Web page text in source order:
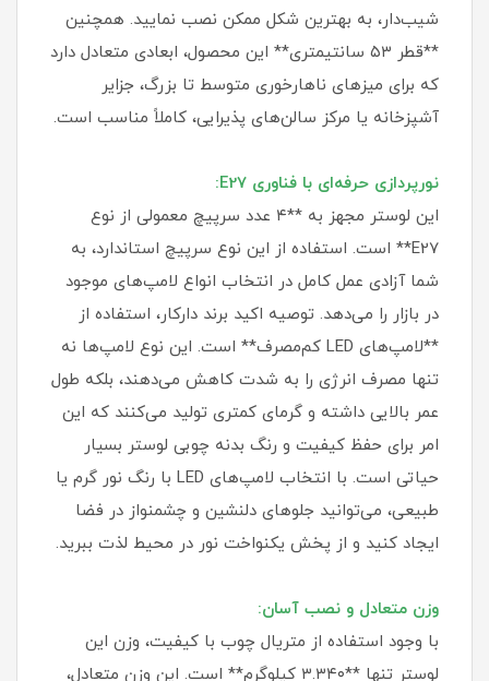
شیب‌دار، به بهترین شکل ممکن نصب نمایید. همچنین
**قطر ۵۳ سانتیمتری** این محصول، ابعادی متعادل دارد
که برای میزهای ناهارخوری متوسط تا بزرگ، جزایر
آشپزخانه یا مرکز سالن‌های پذیرایی، کاملاً مناسب است.
نورپردازی حرفه‌ای با فناوری E27:
این لوستر مجهز به **۴ عدد سرپیچ معمولی از نوع
E27** است. استفاده از این نوع سرپیچ استاندارد، به
شما آزادی عمل کامل در انتخاب انواع لامپ‌های موجود
در بازار را می‌دهد. توصیه اکید برند دارکار، استفاده از
**لامپ‌های LED کم‌مصرف** است. این نوع لامپ‌ها نه
تنها مصرف انرژی را به شدت کاهش می‌دهند، بلکه طول
عمر بالایی داشته و گرمای کمتری تولید می‌کنند که این
امر برای حفظ کیفیت و رنگ بدنه چوبی لوستر بسیار
حیاتی است. با انتخاب لامپ‌های LED با رنگ نور گرم یا
طبیعی، می‌توانید جلوهای دلنشین و چشمنواز در فضا
ایجاد کنید و از پخش یکنواخت نور در محیط لذت ببرید.
وزن متعادل و نصب آسان:
با وجود استفاده از متریال چوب با کیفیت، وزن این
لوستر تنها **۳.۳۴۰ کیلوگرم** است. این وزن متعادل،